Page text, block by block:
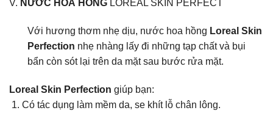
V. NƯỚC HOA HỒNG LOREAL SKIN PERFECT
Với hương thơm nhẹ dịu, nước hoa hồng Loreal Skin
Perfection nhẹ nhàng lấy đi những tạp chất và bụi
bẩn còn sót lại trên da mặt sau bước rửa mặt.
Loreal Skin Perfection giúp bạn:
Có tác dụng làm mềm da, se khít lỗ chân lông.